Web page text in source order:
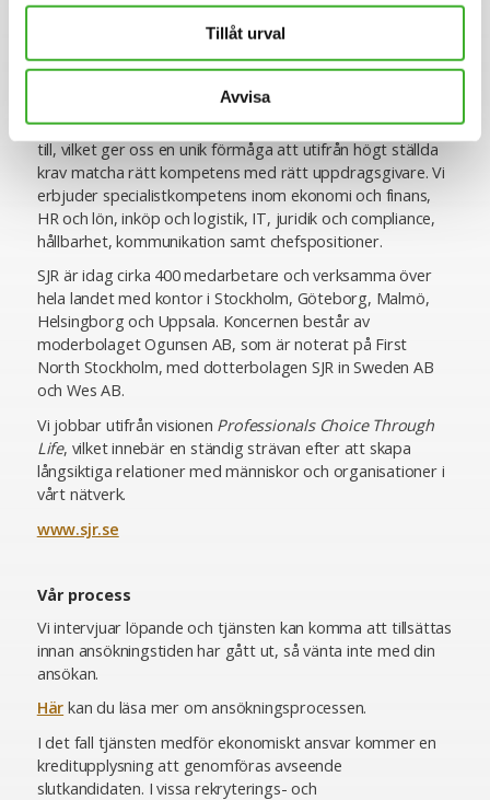
Tillåt urval
Avvisa
SJR är ett av Sveriges ledande och mest erfarna bolag
1993 har vi varit specialiserade inom såväl
personlighetsbedömning som de områden vi rekryterar
till, vilket ger oss en unik förmåga att utifrån högt ställda
krav matcha rätt kompetens med rätt uppdragsgivare. Vi
erbjuder specialistkompetens inom ekonomi och finans,
HR och lön, inköp och logistik, IT, juridik och compliance,
hållbarhet, kommunikation samt chefspositioner.
SJR är idag cirka 400 medarbetare och verksamma över
hela landet med kontor i Stockholm, Göteborg, Malmö,
Helsingborg och Uppsala. Koncernen består av
moderbolaget Ogunsen AB, som är noterat på First
North Stockholm, med dotterbolagen SJR in Sweden AB
och Wes AB.
Vi jobbar utifrån visionen Professionals Choice Through
Life, vilket innebär en ständig strävan efter att skapa
långsiktiga relationer med människor och organisationer i
vårt nätverk.
www.sjr.se
Vår process
Vi intervjuar löpande och tjänsten kan komma att tillsättas
innan ansökningstiden har gått ut, så vänta inte med din
ansökan.
Här kan du läsa mer om ansökningsprocessen.
I det fall tjänsten medför ekonomiskt ansvar kommer en
kreditupplysning att genomföras avseende
slutkandidaten. I vissa rekryterings- och